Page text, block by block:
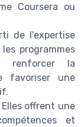
Coursera ou
de l'expertise
programmes
renforcer la
favoriser une
Elles offrent une
et